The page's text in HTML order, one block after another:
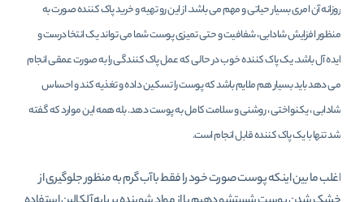
روزانه آن امری بسیار حیاتی و مهم می باشد. از این رو تهیه و خرید پاک کننده صورت به
منظور افزایش شادابی، شفافیت و حتی تمیزی پوست شما می تواند یک انتخا درست و
ایده آل باشد. یک پاک کننده خوب در حالی که عمل پاک کنندگی را به صورت عمقی انجام
می دهد باید بسیار هم ملایم باشد که پوست را تسکین داده و تغذیه کند و احساس
شادابی ، یکنواختی ، روشنی و سلامت کامل به پوست دهد. بله همه این موارد که گفته
شد تنها با یک پاک کننده قابل انجام است.
اغلب ما بین اینکه پوست صورت خود را فقط با آب گرم به منظور جلوگیری از